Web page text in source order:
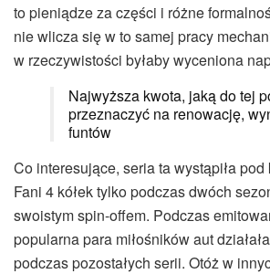
to pieniądze za części i różne
nie wlicza się w to samej pracy
w rzeczywistości byłaby wyceniona
Najwyższa kwota, jaką do tej
przeznaczyć na renowację,
funtów
Co interesujące, seria ta wystąpiła pod
Fani 4 kółek tylko podczas dwóch
swoistym spin-offem. Podczas
popularna para miłośników aut
podczas pozostałych serii. Otóż w